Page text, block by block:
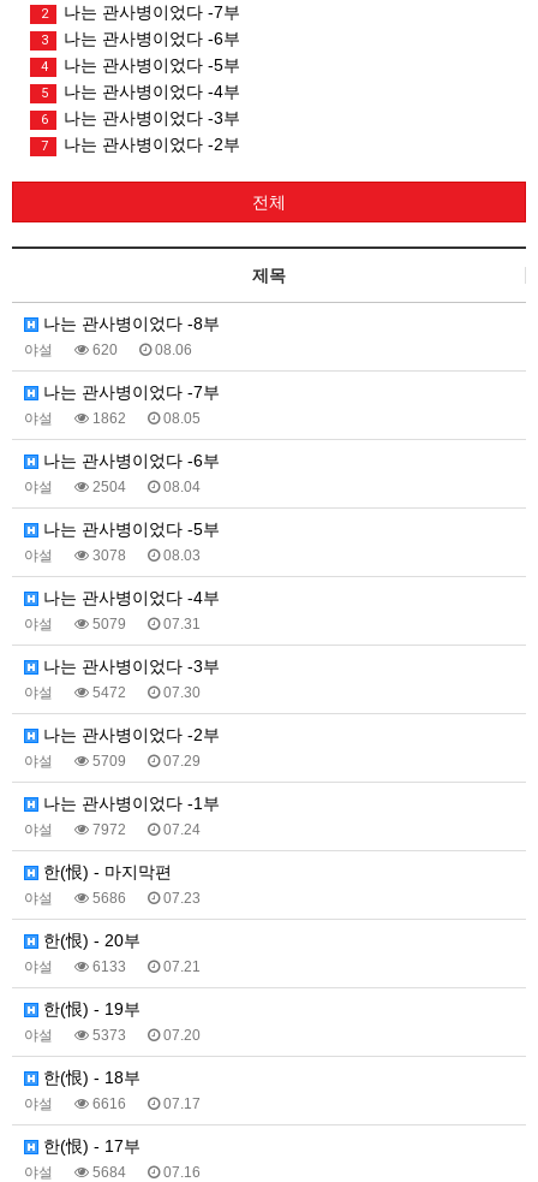
2 나는 관사병이었다 -7부
3 나는 관사병이었다 -6부
4 나는 관사병이었다 -5부
5 나는 관사병이었다 -4부
6 나는 관사병이었다 -3부
7 나는 관사병이었다 -2부
전체
제목
나는 관사병이었다 -8부
야설 620 08.06
나는 관사병이었다 -7부
야설 1862 08.05
나는 관사병이었다 -6부
야설 2504 08.04
나는 관사병이었다 -5부
야설 3078 08.03
나는 관사병이었다 -4부
야설 5079 07.31
나는 관사병이었다 -3부
야설 5472 07.30
나는 관사병이었다 -2부
야설 5709 07.29
나는 관사병이었다 -1부
야설 7972 07.24
한(恨) - 마지막편
야설 5686 07.23
한(恨) - 20부
야설 6133 07.21
한(恨) - 19부
야설 5373 07.20
한(恨) - 18부
야설 6616 07.17
한(恨) - 17부
야설 5684 07.16